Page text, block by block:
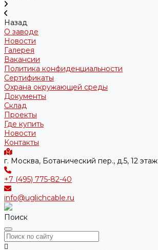
Назад
О заводе
Новости
Галерея
Вакансии
Политика конфиденциальности
Сертификаты
Охрана окружающей среды
Документы
Склад
Проекты
Где купить
Новости
Контакты
г. Москва, Ботанический пер., д.5, 12 этаж
+7 (495) 775-82-40
info@uglichcable.ru
Поиск